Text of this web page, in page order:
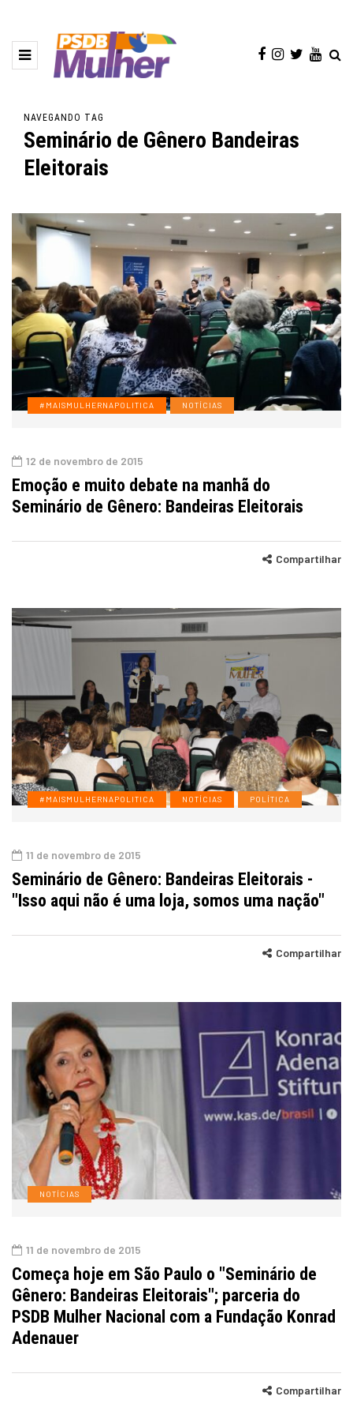
NAVEGANDO TAG
Seminário de Gênero Bandeiras
Eleitorais
#MAISMULHERNAPOLITICA NOTÍCIAS
12 de novembro de 2015
Emoção e muito debate na manhã do
Seminário de Gênero: Bandeiras Eleitorais
Compartilhar
#MAISMULHERNAPOLITICA NOTÍCIAS POLÍTICA
11 de novembro de 2015
Seminário de Gênero: Bandeiras Eleitorais -
"Isso aqui não é uma loja, somos uma nação"
Compartilhar
NOTÍCIAS
11 de novembro de 2015
Começa hoje em São Paulo o "Seminário de
Gênero: Bandeiras Eleitorais"; parceria do
PSDB Mulher Nacional com a Fundação Konrad
Adenauer
Compartilhar